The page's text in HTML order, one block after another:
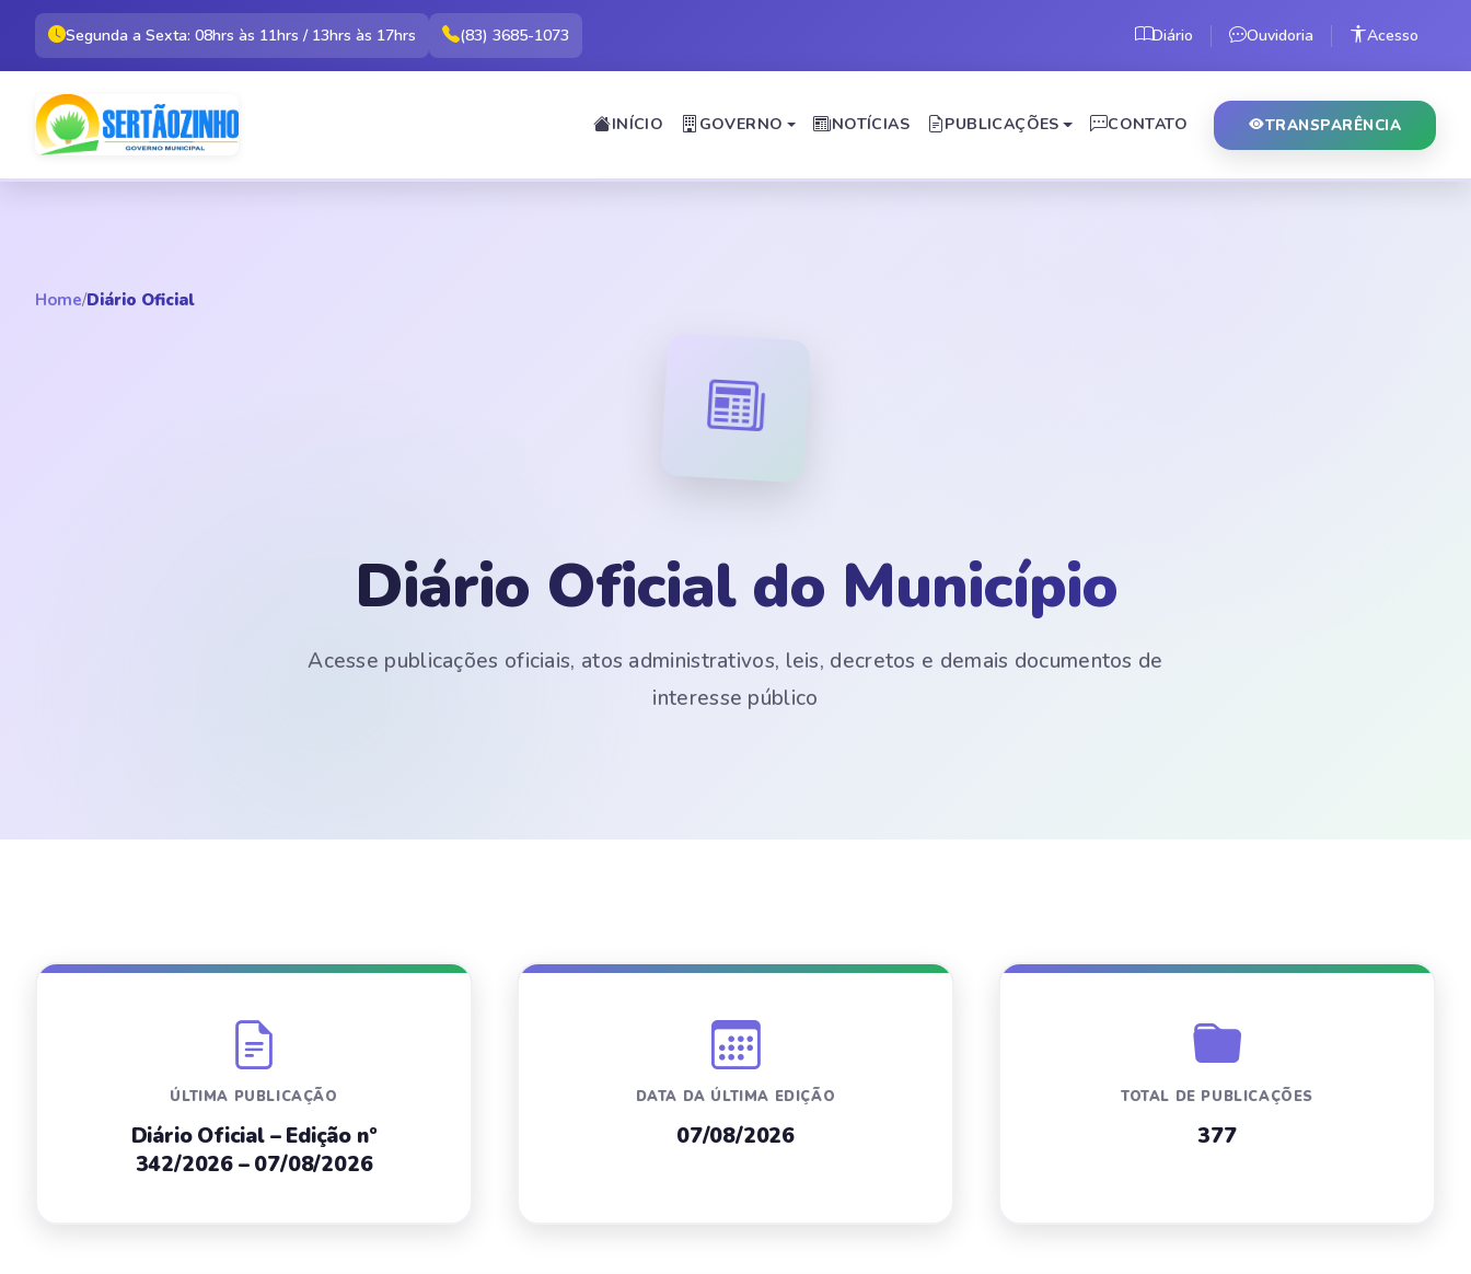
Segunda a Sexta: 08hrs às 11hrs / 13hrs às 17hrs (83) 3685-1073 Diário Ouvidoria Acesso
INÍCIO GOVERNO NOTÍCIAS PUBLICAÇÕES CONTATO TRANSPARÊNCIA
Home/Diário Oficial
Diário Oficial do Município
Acesse publicações oficiais, atos administrativos, leis, decretos e demais documentos de
interesse público
ÚLTIMA PUBLICAÇÃO
Diário Oficial – Edição nº
342/2026 – 07/08/2026
DATA DA ÚLTIMA EDIÇÃO
07/08/2026
TOTAL DE PUBLICAÇÕES
377